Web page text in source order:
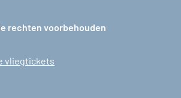
rechten voorbehouden
vliegtickets